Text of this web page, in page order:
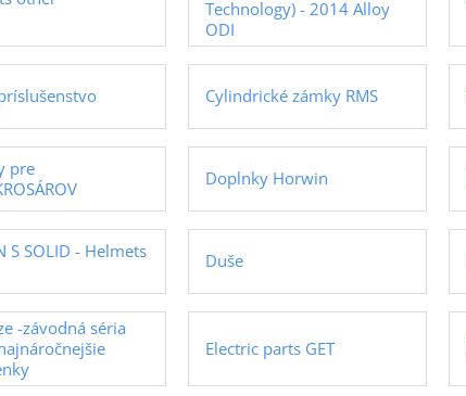
Technology) - 2014 Alloy
ODI
príslušenstvo Cylindrické zámky RMS
pre
Doplnky Horwin
S SOLID - Helmets
Duše
-závodná séria
Electric parts GET